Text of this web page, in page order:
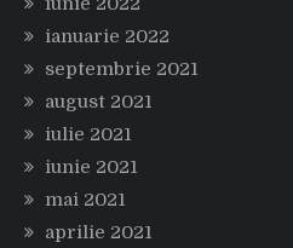
ianuarie 2022
septembrie 2021
august 2021
iulie 2021
iunie 2021
mai 2021
aprilie 2021